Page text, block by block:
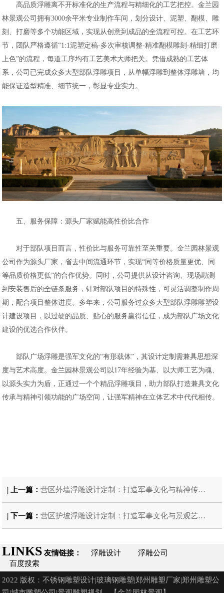
高品质浮雕离不开标准化的生产流程与精细化的工艺把控。金兰园
林景观公司拥有3000余平米专业制作车间，划分设计、泥塑、翻模、雕
刻、打磨等多个功能区域，实现从创意到成品的全流程可控。在工艺环
节，团队严格遵循“1:1泥塑定稿-多次审核调整-精准翻模雕刻-精细打磨
上色”的流程，每道工序均有工艺美术大师把关。凭借成熟的工艺体
系，公司已完成众多大型部队浮雕项目，从单幅浮雕到整体浮雕墙，均
能保证造型精准、细节统一，彰显专业实力。
五、服务保障：源头厂家赋能高性价比合作
对于部队项目而言，性价比与服务可靠性至关重要。金兰园林景观
公司作为源头厂家，省去中间流通环节，实现“同等价格质量更优、同
等品质价格更低”的合作优势。同时，公司提供从设计咨询、现场勘测
到安装售后的全链条服务，针对部队项目的特殊性，可灵活调整制作周
期，配合项目整体进度。多年来，公司服务过众多大型部队浮雕雕塑设
计建设项目，以过硬的品质、贴心的服务赢得信任，成为部队广场文化
建设的优选合作伙伴。
部队广场浮雕是强军文化的“有形载体”，其设计定制需兼具思想深
度与艺术高度。金兰园林景观公司以17年经验为基、以大师工艺为魂、
以源头实力为盾，正通过一个个精品浮雕项目，助力部队打造兼具文化
传承与精神引领功能的广场空间，让强军精神在立体艺术中代代相传。
| 上一篇： 营区外墙浮雕设计定制：打造军事文化与精神传承的视觉名片
| 下一篇： 营区护坡浮雕设计定制：打造军事文化与景观艺术融合的精品工程
LINKS 友情链接： 浮雕设计
浮雕公司
百度搜索
2022 版权：不锈钢雕塑设计|玻璃钢雕塑|郑州雕塑厂家|郑州雕塑公